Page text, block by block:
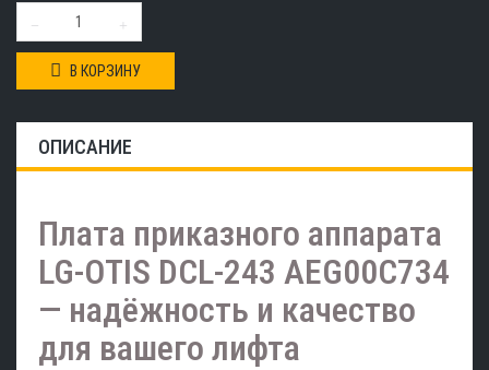
В КОРЗИНУ
ОПИСАНИЕ
Плата приказного аппарата
LG-OTIS DCL-243 AEG00C734
— надёжность и качество
для вашего лифта